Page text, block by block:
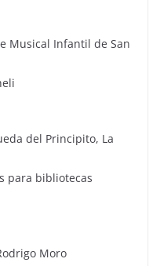
Musical Infantil de San
del Principito, La
para bibliotecas
Moro